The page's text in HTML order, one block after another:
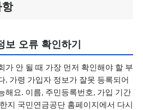
보 오류 확인하기
가 안 될 때 가장 먼저 확인해야 할 부
. 가령 가입자 정보가 잘못 등록되어
해요. 이름, 주민등록번호, 가입 기간
지 국민연금공단 홈페이지에서 다시